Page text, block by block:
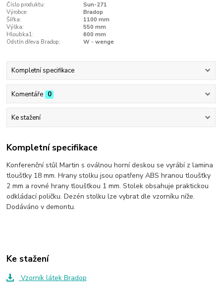
Číslo produktu:
Sun-271
Výrobce:
Bradop
Šířka:
1100 mm
Výška:
550 mm
Hloubka1:
600 mm
Odstín dřeva Bradop:
W - wenge
Kompletní specifikace
Komentáře 0
Ke stažení
Kompletní specifikace
Konferenční stůl Martin s oválnou horní deskou se vyrábí z lamina
tloušťky 18 mm. Hrany stolku jsou opatřeny ABS hranou tloušťky
2 mm a rovné hrany tloušťkou 1 mm. Stolek obsahuje praktickou
odkládací poličku. Dezén stolku lze vybrat dle vzorníku níže.
Dodáváno v demontu.
Ke stažení
Vzorník látek Bradop